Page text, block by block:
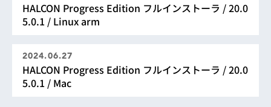
HALCON Progress Edition フルインストーラ / 20.0
5.0.1 / Linux arm
2024.06.27
HALCON Progress Edition フルインストーラ / 20.0
5.0.1 / Mac